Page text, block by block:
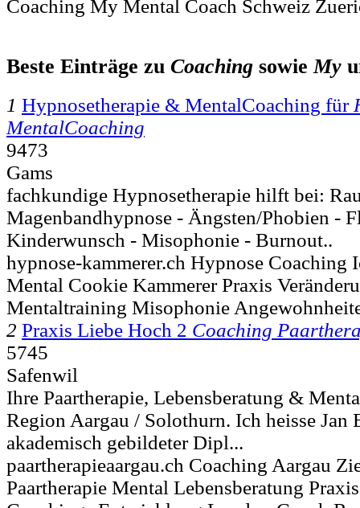
Coaching My Mental Coach Schweiz
Beste Einträge zu Coaching sowieMy
1 Hypnosetherapie & MentalCoaching für
MentalCoaching
9473
Gams
fachkundige Hypnosetherapie hilft bei:
Magenbandhypnose - Ängsten/Phobien -
Kinderwunsch - Misophonie - Burnout..
hypnose-kammerer.ch Hypnose Coaching
Mental Cookie Kammerer Praxis
Mentaltraining Misophonie
2 Praxis Liebe Hoch 2 Coaching
5745
Safenwil
Ihre Paartherapie, Lebensberatung &
Region Aargau / Solothurn. Ich heisse Jan
akademisch gebildeter Dipl...
paartherapieaargau.ch Coaching Aargau
Paartherapie Mental Lebensberatung